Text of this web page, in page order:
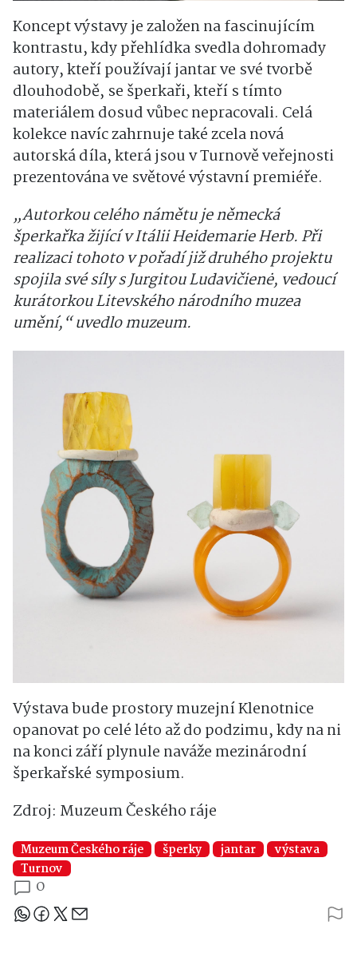
Koncept výstavy je založen na fascinujícím
kontrastu, kdy přehlídka svedla dohromady
autory, kteří používají jantar ve své tvorbě
dlouhodobě, se šperkaři, kteří s tímto
materiálem dosud vůbec nepracovali. Celá
kolekce navíc zahrnuje také zcela nová
autorská díla, která jsou v Turnově veřejnosti
prezentována ve světové výstavní premiéře.
„Autorkou celého námětu je německá
šperkařka žijící v Itálii Heidemarie Herb. Při
realizaci tohoto v pořadí již druhého projektu
spojila své síly s Jurgitou Ludavičienė, vedoucí
kurátorkou Litevského národního muzea
umění,“ uvedlo muzeum.
Výstava bude prostory muzejní Klenotnice
opanovat po celé léto až do podzimu, kdy na ni
na konci září plynule naváže mezinárodní
šperkařské symposium.
Zdroj: Muzeum Českého ráje
Muzeum Českého ráje šperky jantar
výstava
Turnov
0
Sdílejte článek